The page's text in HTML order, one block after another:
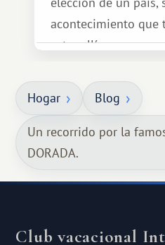
acontecimiento que
estar allí...
Hogar Blog
Un recorrido por la
DORADA.
Club vacacional